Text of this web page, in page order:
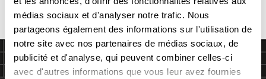
médias sociaux et d'analyser notre trafic. Nous
partageons également des informations sur l'utilisation de
notre site avec nos partenaires de médias sociaux, de
publicité et d'analyse, qui peuvent combiner celles-ci
avec d'autres informations que vous leur avez fournies